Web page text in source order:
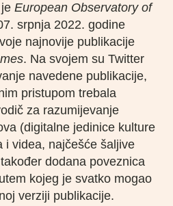
European Observatory of
srpnja 2022. godine
najnovije publikacije
. Na svojem su Twitter
navedene publikacije,
pristupom trebala
za razumijevanje
(digitalne jedinice kulture
i videa, najčešće šaljive
dodana poveznica
kojeg je svatko mogao
verziji publikacije.